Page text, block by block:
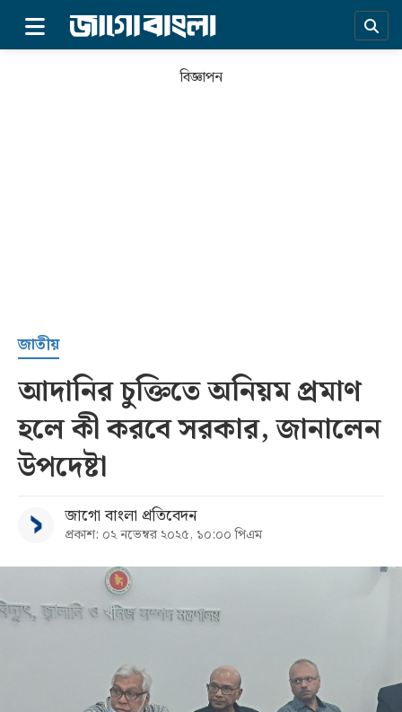
সর্বশেষ
সব
বিভাগ
আর্কাইভ
কনভার্টার
বিজ্ঞাপন
জাতীয়
আদানির চুক্তিতে অনিয়ম প্রমাণ
হলে কী করবে সরকার, জানালেন
উপদেষ্টা
জাগো বাংলা প্রতিবেদন
প্রকাশ: ০২ নভেম্বর ২০২৫, ১০:০০ পিএম